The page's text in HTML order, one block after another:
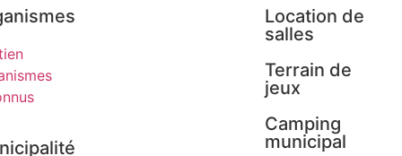
Location de
salles
Terrain de
jeux
Camping
municipal